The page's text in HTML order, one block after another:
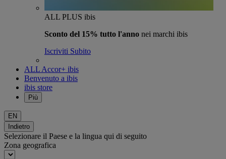
ALL PLUS ibis
Sconto del 15% tutto l'anno nei marchi ibis
Iscriviti Subito
ALL Accor+ ibis
Benvenuto a ibis
ibis store
Più
EN
Indietro
Selezionare il Paese e la lingua qui di seguito
Zona geografica